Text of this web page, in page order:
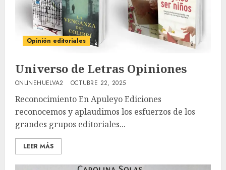
Opinión editoriales
Universo de Letras Opiniones
ONLINEHUELVA2 OCTUBRE 22, 2025
Reconocimiento En Apuleyo Ediciones
reconocemos y aplaudimos los esfuerzos de los
grandes grupos editoriales...
LEER MÁS